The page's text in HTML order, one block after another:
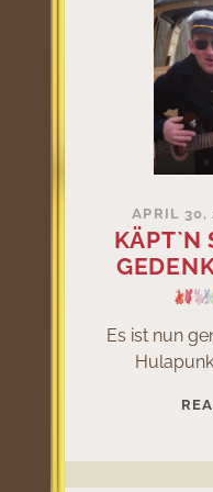
APRIL 30,
KÄPT`N
Es ist nun